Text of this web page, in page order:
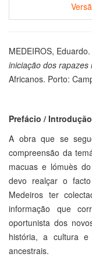
MEDEIROS,
iniciação dos
Africanos. Porto:
Prefácio / Introdução
A obra que se
compreensão da
macuas e lómuès
devo realçar o
Medeiros ter
informação que
oportunista dos
história, a cultura e
ancestrais.